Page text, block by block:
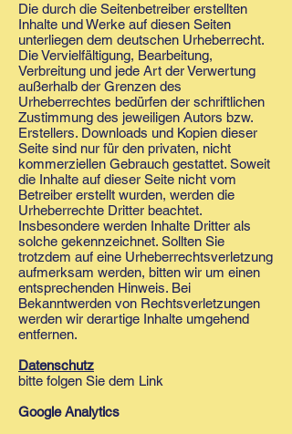
Die durch die Seitenbetreiber erstellten
Inhalte und Werke auf diesen Seiten
unterliegen dem deutschen Urheberrecht.
Die Vervielfältigung, Bearbeitung,
Verbreitung und jede Art der Verwertung
außerhalb der Grenzen des
Urheberrechtes bedürfen der schriftlichen
Zustimmung des jeweiligen Autors bzw.
Erstellers. Downloads und Kopien dieser
Seite sind nur für den privaten, nicht
kommerziellen Gebrauch gestattet. Soweit
die Inhalte auf dieser Seite nicht vom
Betreiber erstellt wurden, werden die
Urheberrechte Dritter beachtet.
Insbesondere werden Inhalte Dritter als
solche gekennzeichnet. Sollten Sie
trotzdem auf eine Urheberrechtsverletzung
aufmerksam werden, bitten wir um einen
entsprechenden Hinweis. Bei
Bekanntwerden von Rechtsverletzungen
werden wir derartige Inhalte umgehend
entfernen.
Datenschutz
bitte folgen Sie dem Link
Google Analytics